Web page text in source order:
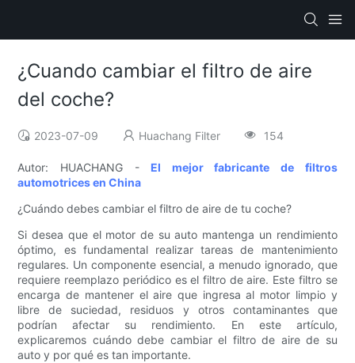
¿Cuando cambiar el filtro de aire
del coche?
2023-07-09 Huachang Filter 154
Autor: HUACHANG - El mejor fabricante de filtros
automotrices en China
¿Cuándo debes cambiar el filtro de aire de tu coche?
Si desea que el motor de su auto mantenga un rendimiento
óptimo, es fundamental realizar tareas de mantenimiento
regulares. Un componente esencial, a menudo ignorado, que
requiere reemplazo periódico es el filtro de aire. Este filtro se
encarga de mantener el aire que ingresa al motor limpio y
libre de suciedad, residuos y otros contaminantes que
podrían afectar su rendimiento. En este artículo,
explicaremos cuándo debe cambiar el filtro de aire de su
auto y por qué es tan importante.